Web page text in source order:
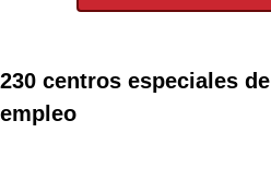
230 centros especiales de
empleo